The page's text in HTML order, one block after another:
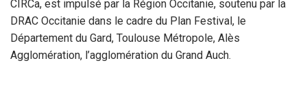
CIRCa, est impulsé par la Région Occitanie, soutenu par la
DRAC Occitanie dans le cadre du Plan Festival, le
Département du Gard, Toulouse Métropole, Alès
Agglomération, l’agglomération du Grand Auch.